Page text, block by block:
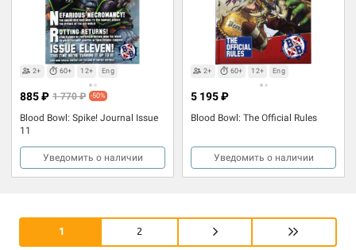
2+ 60+ 12+ Eng
Blood Bowl: Spike! Journal Issue
11
885 ₽ 1 770 ₽ -50%
Уведомить о наличии
2+ 60+ 12+ Eng
Blood Bowl: The Official Rules
5 195 ₽
Уведомить о наличии
1 2